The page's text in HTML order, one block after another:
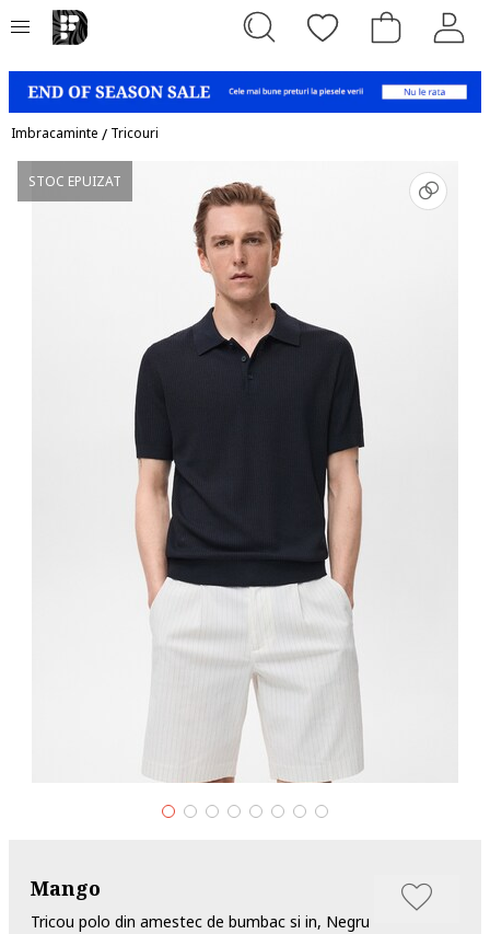
Imbracaminte / Tricouri
STOC EPUIZAT
Mango
Tricou polo din amestec de bumbac si in, Negru